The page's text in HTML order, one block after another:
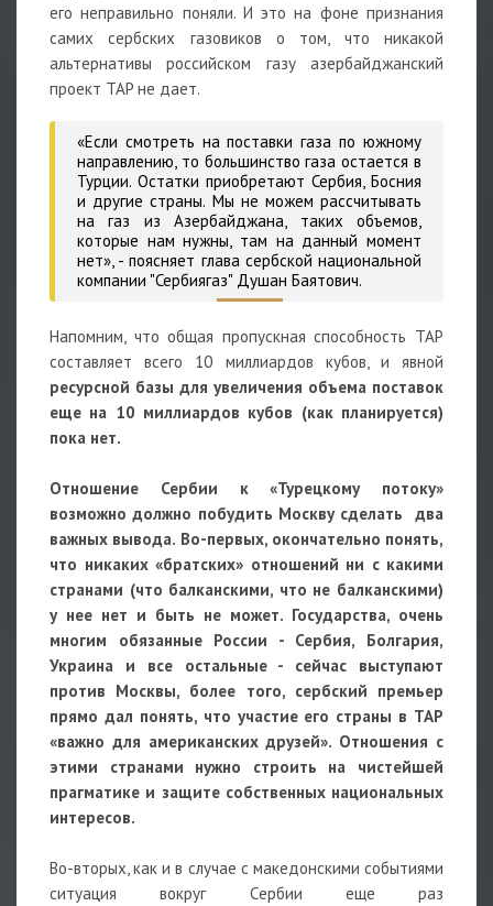
его неправильно поняли. И это на фоне признания
самих сербских газовиков о том, что никакой
альтернативы российском газу азербайджанский
проект TAP не дает.
«Если смотреть на поставки газа по южному
направлению, то большинство газа остается в
Турции. Остатки приобретают Сербия, Босния
и другие страны. Мы не можем рассчитывать
на газ из Азербайджана, таких объемов,
которые нам нужны, там на данный момент
нет», - поясняет глава сербской национальной
компании "Сербиягаз" Душан Баятович.
Напомним, что общая пропускная способность TAP
составляет всего 10 миллиардов кубов, и явной
ресурсной базы для увеличения объема поставок
еще на 10 миллиардов кубов (как планируется)
пока нет.
Отношение Сербии к «Турецкому потоку»
возможно должно побудить Москву сделать два
важных вывода. Во-первых, окончательно понять,
что никаких «братских» отношений ни с какими
странами (что балканскими, что не балканскими)
у нее нет и быть не может. Государства, очень
многим обязанные России - Сербия, Болгария,
Украина и все остальные - сейчас выступают
против Москвы, более того, сербский премьер
прямо дал понять, что участие его страны в TAP
«важно для американских друзей». Отношения с
этими странами нужно строить на чистейшей
прагматике и защите собственных национальных
интересов.
Во-вторых, как и в случае с македонскими событиями
ситуация вокруг Сербии еще раз